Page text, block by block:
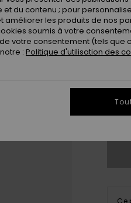
Ce
du contenu ; pour
les produits de nos
soumis à votre
votre consentement (tels que
: Politique d'utilisation des